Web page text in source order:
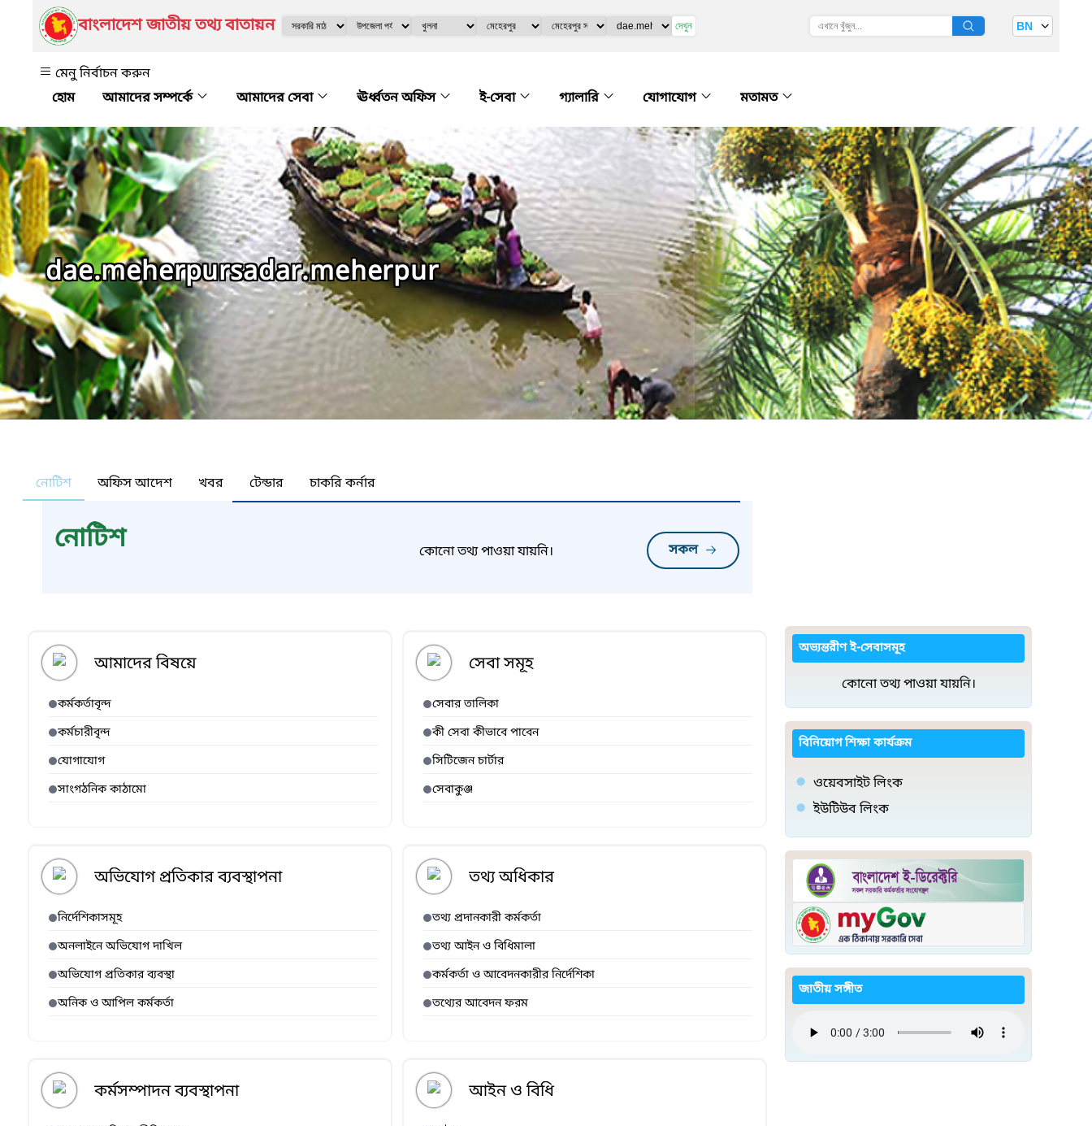
বাংলাদেশ জাতীয় তথ্য বাতায়ন দেখুন BN
মেনু নির্বাচন করুন
আমাদের সম্পর্কে
আমাদের সেবা ঊর্ধ্বতন অফিস ই-সেবা গ্যালারি যোগাযোগ মতামত
dae.meherpursadar.meherpur
নোটিশ অফিস আদেশ খবর টেন্ডার চাকরি কর্নার
নোটিশ সকল
কোনো তথ্য পাওয়া যায়নি।
আমাদের বিষয়ে
কর্মকর্তাবৃন্দ
কর্মচারীবৃন্দ
যোগাযোগ
সাংগঠনিক কাঠামো
সেবা সমূহ
সেবার তালিকা
কী সেবা কীভাবে পাবেন
সিটিজেন চার্টার
সেবাকুঞ্জ
অভিযোগ প্রতিকার ব্যবস্থাপনা
নির্দেশিকাসমূহ
অনলাইনে অভিযোগ দাখিল
অভিযোগ প্রতিকার ব্যবস্থা
অনিক ও আপিল কর্মকর্তা
তথ্য অধিকার
তথ্য প্রদানকারী কর্মকর্তা
তথ্য আইন ও বিধিমালা
কর্মকর্তা ও আবেদনকারীর নির্দেশিকা
তথ্যের আবেদন ফরম
কর্মসম্পাদন ব্যবস্থাপনা আইন ও বিধি
অভ্যন্তরীণ ই-সেবাসমূহ
কোনো তথ্য পাওয়া যায়নি।
বিনিয়োগ শিক্ষা কার্যক্রম
ওয়েবসাইট লিংক
ইউটিউব লিংক
জাতীয় সঙ্গীত